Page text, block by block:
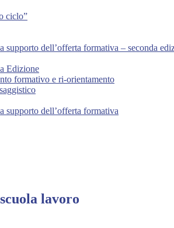
ciclo”
dell’offerta formativa – seconda
Edizione
formativo e ri-orientamento
supporto dell’offerta formativa
lavoro